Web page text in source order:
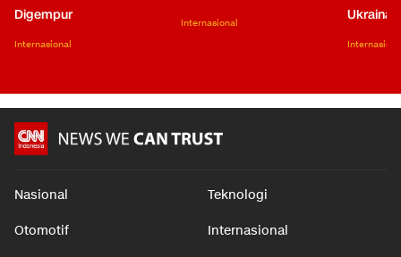
Digempur
Internasional
Internasional
Ukraina
Nasional Teknologi
Otomotif Internasional